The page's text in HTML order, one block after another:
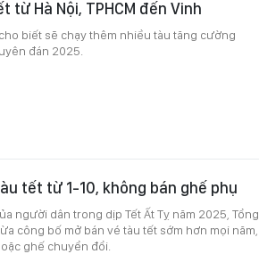
từ Hà Nội, TPHCM đến Vinh
biết sẽ chạy thêm nhiều tàu tăng cường
đán 2025.
tết từ 1-10, không bán ghế phụ
người dân trong dịp Tết Ất Tỵ năm 2025, Tổng
công bố mở bán vé tàu tết sớm hơn mọi năm,
ghế chuyển đổi.